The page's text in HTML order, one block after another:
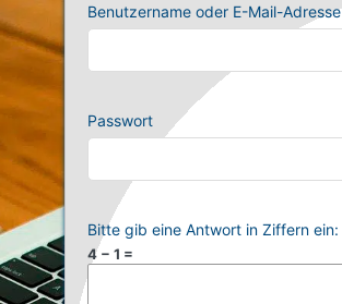
Benutzername oder E-Mail-Adresse
Passwort
Bitte gib eine Antwort in Ziffern ein:
4 − 1 =